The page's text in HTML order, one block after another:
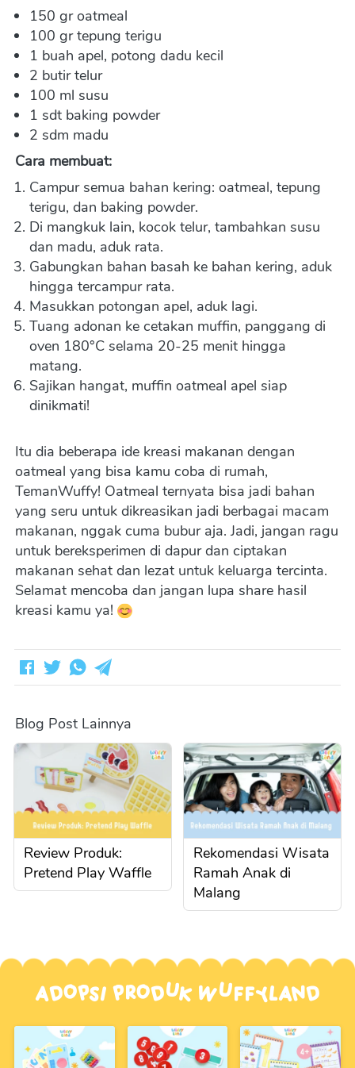
150 gr oatmeal
100 gr tepung terigu
1 buah apel, potong dadu kecil
2 butir telur
100 ml susu
1 sdt baking powder
2 sdm madu
Cara membuat:
Campur semua bahan kering: oatmeal, tepung
terigu, dan baking powder.
Di mangkuk lain, kocok telur, tambahkan susu
dan madu, aduk rata.
Gabungkan bahan basah ke bahan kering, aduk
hingga tercampur rata.
Masukkan potongan apel, aduk lagi.
Tuang adonan ke cetakan muffin, panggang di
oven 180°C selama 20-25 menit hingga
matang.
Sajikan hangat, muffin oatmeal apel siap
dinikmati!
Itu dia beberapa ide kreasi makanan dengan
oatmeal yang bisa kamu coba di rumah,
TemanWuffy! Oatmeal ternyata bisa jadi bahan
yang seru untuk dikreasikan jadi berbagai macam
makanan, nggak cuma bubur aja. Jadi, jangan ragu
untuk bereksperimen di dapur dan ciptakan
makanan sehat dan lezat untuk keluarga tercinta.
Selamat mencoba dan jangan lupa share hasil
kreasi kamu ya!
Blog Post Lainnya
Review Produk:
Pretend Play Waffle
Rekomendasi Wisata
Ramah Anak di
Malang
Adopsi Produk Wuffyland